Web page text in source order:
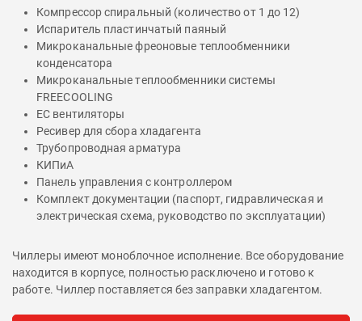
Компрессор спиральный (количество от 1 до 12)
Испаритель пластинчатый паяный
Микроканальные фреоновые теплообменники
конденсатора
Микроканальные теплообменники системы
FREECOOLING
EC вентиляторы
Ресивер для сбора хладагента
Трубопроводная арматура
КИПиА
Панель управления с контроллером
Комплект документации (паспорт, гидравлическая и
электрическая схема, руководство по эксплуатации)
Чиллеры имеют моноблочное исполнение. Все оборудование
находится в корпусе, полностью расключено и готово к
работе. Чиллер поставляется без заправки хладагентом.